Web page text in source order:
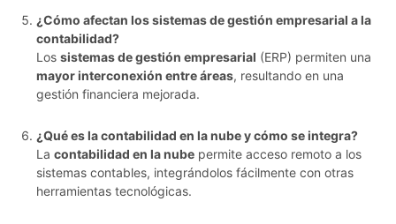
¿Cómo afectan los sistemas de gestión empresarial a la
contabilidad?
Los sistemas de gestión empresarial (ERP) permiten una
mayor interconexión entre áreas, resultando en una
gestión financiera mejorada.
¿Qué es la contabilidad en la nube y cómo se integra?
La contabilidad en la nube permite acceso remoto a los
sistemas contables, integrándolos fácilmente con otras
herramientas tecnológicas.